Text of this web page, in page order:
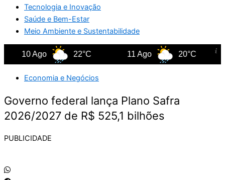
Tecnologia e Inovação
Saúde e Bem-Estar
Meio Ambiente e Sustentabilidade
10 Ago 22°C 11 Ago 20°C
Economia e Negócios
Governo federal lança Plano Safra
2026/2027 de R$ 525,1 bilhões
PUBLICIDADE